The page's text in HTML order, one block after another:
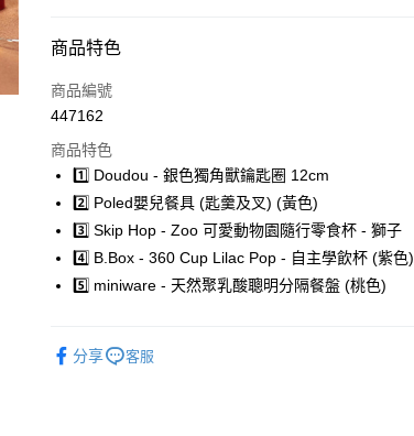
付款方式
信用卡
Google Pay
AlipayHK
PayMe
WeChat Pay
送貨方式
商品特色
商品編號
447162
商品特色
1️⃣ Doudou - 銀色獨角獸鑰匙圈 12cm
2️⃣ Poled嬰兒餐具 (匙羹及叉) (黃色)
3️⃣ Skip Hop - Zoo 可愛動物園隨行零食杯 - 獅子
4️⃣ B.Box - 360 Cup Lilac Pop - 自主學飲杯 (紫色)
5️⃣ miniware - 天然聚乳酸聰明分隔餐盤 (桃色)
分享 客服